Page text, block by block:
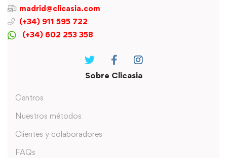
madrid@clicasia.com
(+34) 911 595 722
(+34) 602 253 358
Sobre Clicasia
Centros
Nuestros métodos
Clientes y colaboradores
FAQs